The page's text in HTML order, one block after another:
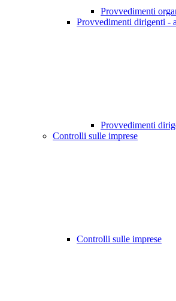
Provvedimenti
Provvedimenti dirigenti -
Provvedimenti
Controlli sulle imprese
Controlli sulle imprese